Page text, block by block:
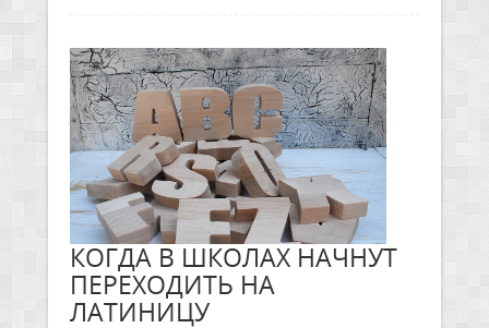
КОГДА В ШКОЛАХ НАЧНУТ
ПЕРЕХОДИТЬ НА
ЛАТИНИЦУ